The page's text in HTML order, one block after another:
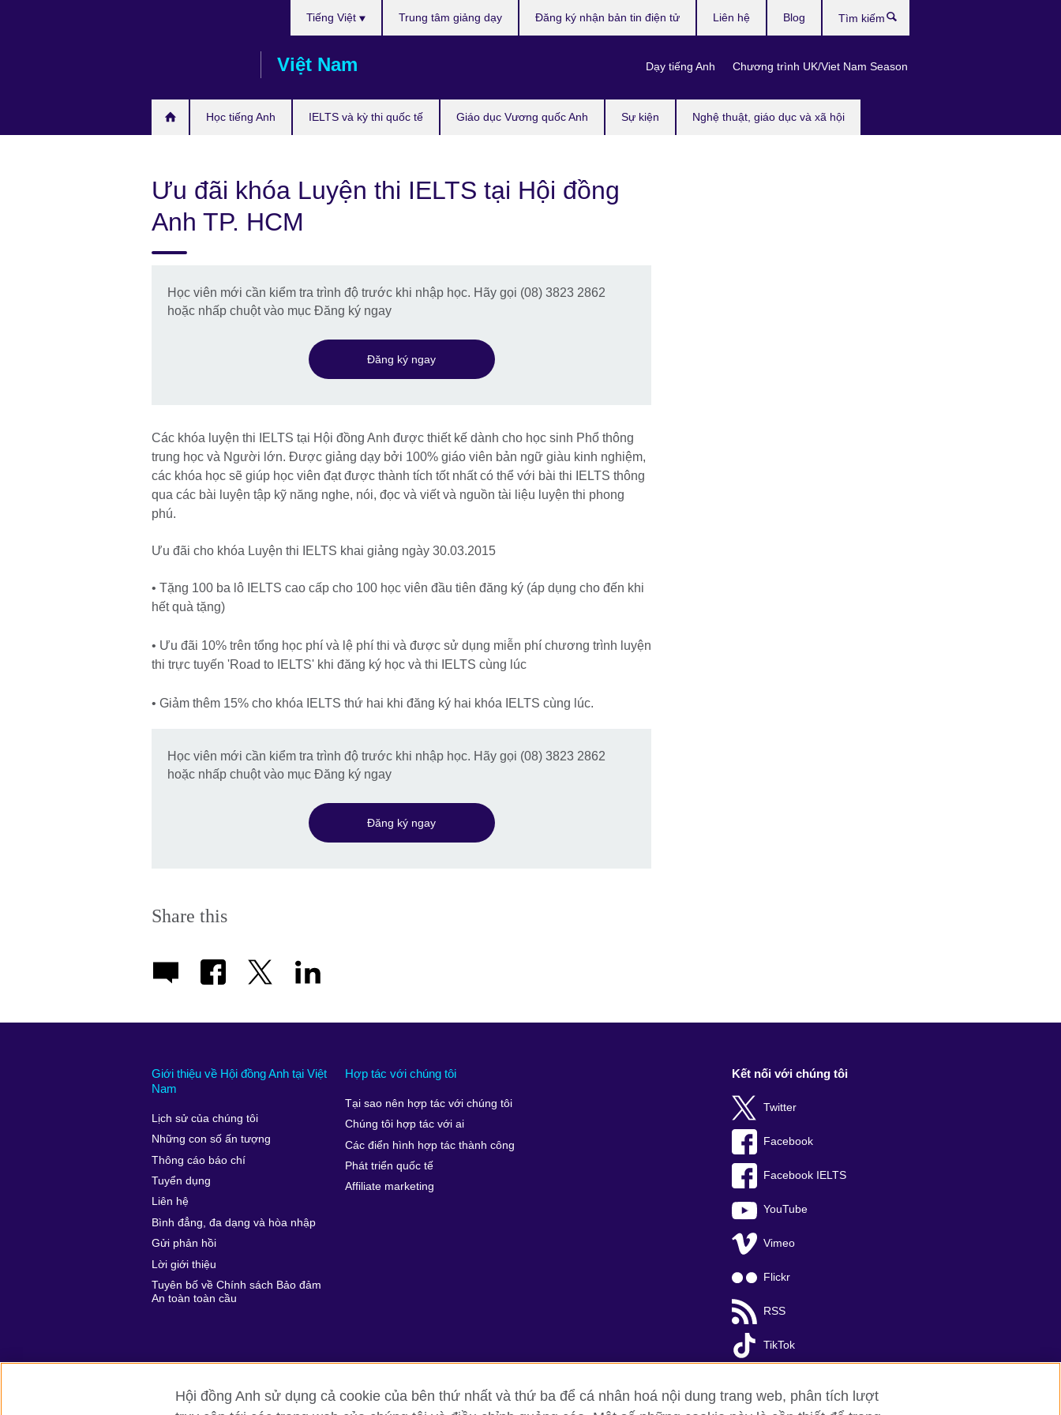
Việt Nam
Học tiếng Anh IELTS và kỳ thi quốc tế Giáo dục Vương quốc Anh Sự kiện Nghệ thuật, giáo dục và xã hội
Tiếng Việt
Dạy tiếng Anh Chương trình UK/Viet Nam Season
Trung tâm giảng dạy Đăng ký nhận bản tin điện tử Liên hệ Blog
kiếm
Ưu đãi khóa Luyện thi IELTS tại Hội đồng
Anh TP. HCM
Học viên mới cần kiểm tra trình độ trước khi nhập học. Hãy gọi (08) 3823 2862
hoặc nhấp chuột vào mục Đăng ký ngay
Đăng ký ngay
Các khóa luyện thi IELTS tại Hội đồng Anh được thiết kế dành cho học sinh Phổ thông
trung học và Người lớn. Được giảng dạy bởi 100% giáo viên bản ngữ giàu kinh nghiệm,
các khóa học sẽ giúp học viên đạt được thành tích tốt nhất có thể với bài thi IELTS thông
qua các bài luyện tập kỹ năng nghe, nói, đọc và viết và nguồn tài liệu luyện thi phong
phú.
Ưu đãi cho khóa Luyện thi IELTS khai giảng ngày 30.03.2015
• Tặng 100 ba lô IELTS cao cấp cho 100 học viên đầu tiên đăng ký (áp dụng cho đến khi
hết quà tặng)
• Ưu đãi 10% trên tổng học phí và lệ phí thi và được sử dụng miễn phí chương trình luyện
thi trực tuyến 'Road to IELTS' khi đăng ký học và thi IELTS cùng lúc
• Giảm thêm 15% cho khóa IELTS thứ hai khi đăng ký hai khóa IELTS cùng lúc.
Học viên mới cần kiểm tra trình độ trước khi nhập học. Hãy gọi (08) 3823 2862
hoặc nhấp chuột vào mục Đăng ký ngay
Đăng ký ngay
Share this
Giới thiệu về Hội đồng Anh tại Việt
Nam
Lịch sử của chúng tôi
Những con số ấn tượng
Thông cáo báo chí
Tuyển dụng
Liên hệ
Bình đẳng, đa dạng và hòa nhập
Gửi phản hồi
Lời giới thiệu
Tuyên bố về Chính sách Bảo đảm
An toàn toàn cầu
Hợp tác với chúng tôi
Tại sao nên hợp tác với chúng tôi
Chúng tôi hợp tác với ai
Các điển hình hợp tác thành công
Phát triển quốc tế
Affiliate marketing
Kết nối với chúng tôi
Twitter
Facebook
Facebook IELTS
YouTube
Vimeo
Flickr
RSS
TikTok
Hội đồng Anh sử dụng cả cookie của bên thứ nhất và thứ ba để cá nhân hoá nội dung trang web, phân tích lượt